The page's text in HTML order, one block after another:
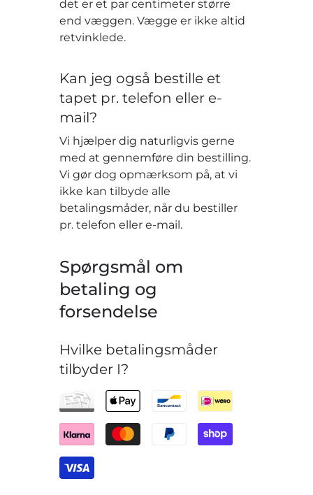
det er et par centimeter større
end væggen. Vægge er ikke altid
retvinklede.
Kan jeg også bestille et
tapet pr. telefon eller e-
mail?
Vi hjælper dig naturligvis gerne
med at gennemføre din bestilling.
Vi gør dog opmærksom på, at vi
ikke kan tilbyde alle
betalingsmåder, når du bestiller
pr. telefon eller e-mail.
Spørgsmål om
betaling og
forsendelse
Hvilke betalingsmåder
tilbyder I?